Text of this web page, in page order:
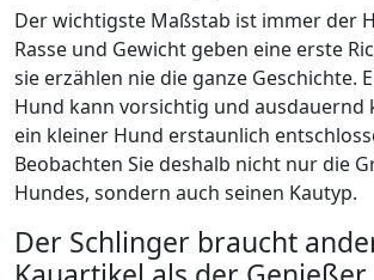
Der wichtigste Maßstab ist immer der
Rasse und Gewicht geben eine erste
sie erzählen nie die ganze Geschichte.
Hund kann vorsichtig und ausdauernd
ein kleiner Hund erstaunlich
Beobachten Sie deshalb nicht nur die
Hundes, sondern auch seinen Kautyp.
Der Schlinger braucht